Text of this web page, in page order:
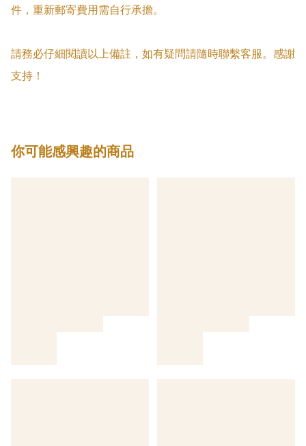
件，重新郵寄費用需自行承擔。
請務必仔細閱讀以上備註，如有疑問請隨時聯繫客服。感謝
支持！
你可能感興趣的商品